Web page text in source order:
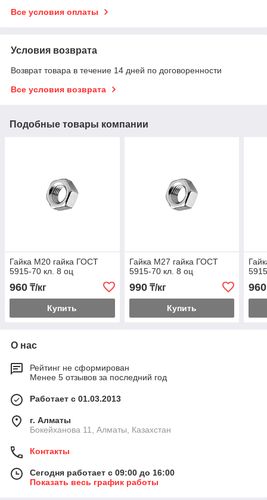
Все условия оплаты
Условия возврата
Возврат товара в течение 14 дней по договоренности
Все условия возврата
Подобные товары компании
Гайка М20 гайка ГОСТ
5915-70 кл. 8 оц
960 ₸/кг
Купить
Гайка М27 гайка ГОСТ
5915-70 кл. 8 оц
990₸/кг
Купить
960
О нас
Рейтинг не сформирован
Менее 5 отзывов за последний год
Работает с 01.03.2013
г. Алматы
Бокейханова 11, Алматы, Казахстан
Контакты
Сегодня работает с 09:00 до 16:00
Показать весь график работы